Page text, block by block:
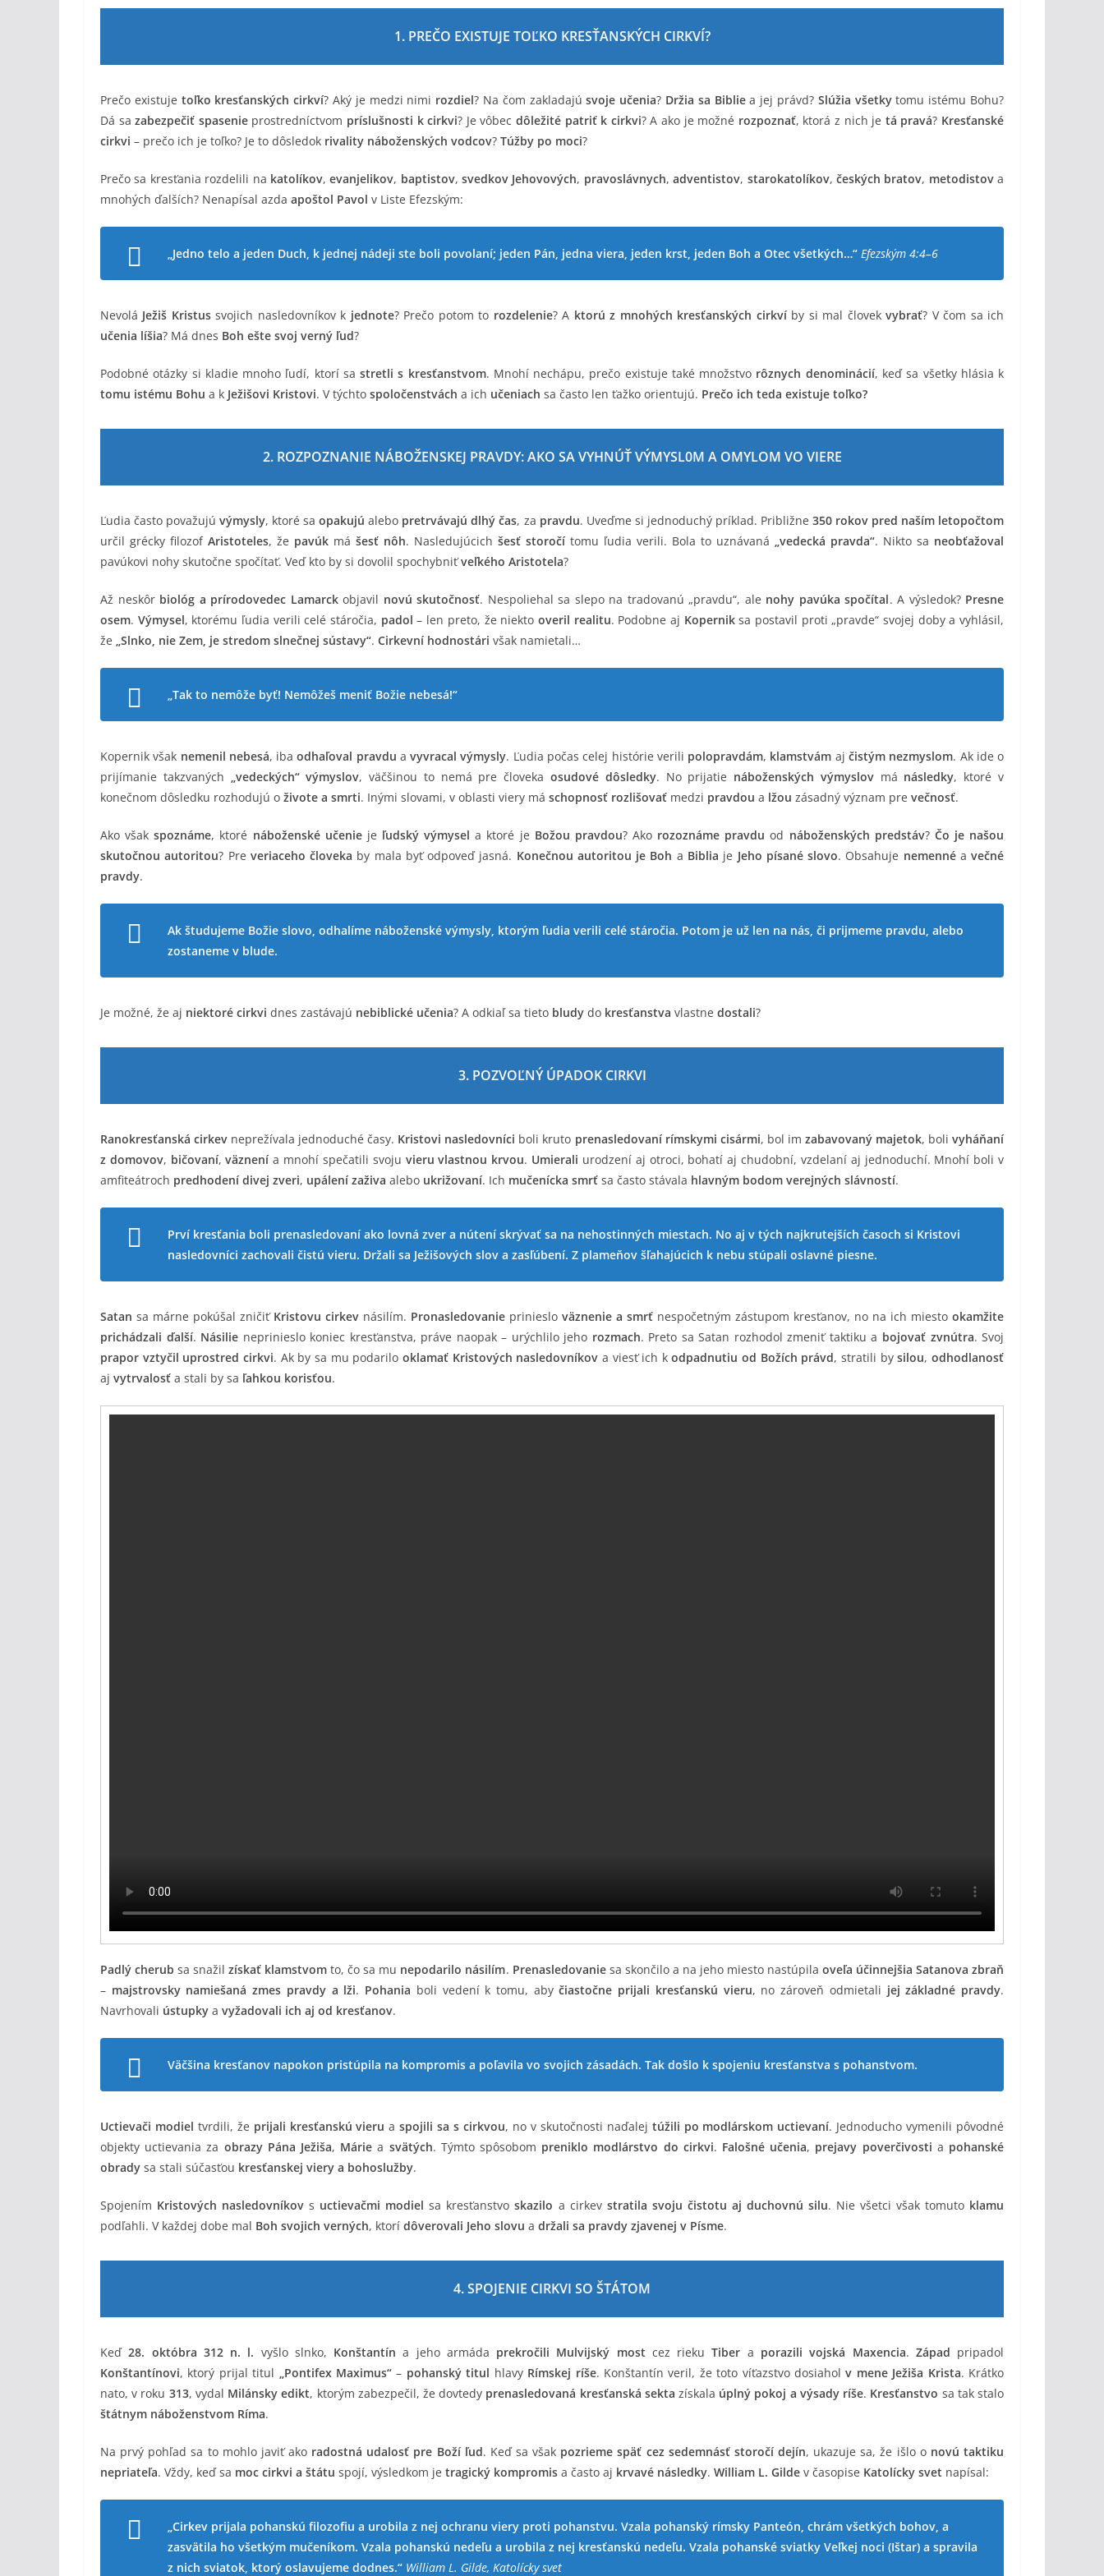
1. PREČO EXISTUJE TOĽKO KRESŤANSKÝCH CIRKVÍ?
Prečo existuje toľko kresťanských cirkví? Aký je medzi nimi rozdiel? Na čom zakladajúsvoje učenia? Držia sa Bibliea jej právd? Slúžia všetkytomu istému Bohu?
Dá sazabezpečiť spasenieprostredníctvom príslušnosti k cirkvi? Je vôbecdôležité patriť k cirkvi? A ako je možné rozpoznať, ktorá z nich je tá pravá? Kresťanské
cirkvi – prečo ich je toľko? Je to dôsledok rivality náboženských vodcov? Túžby po moci?
Prečo sa kresťania rozdelili na katolíkov,evanjelikov, baptistov, svedkov Jehovových, pravoslávnych,adventistov, starokatolíkov, českých bratov, metodistova
mnohých ďalších? Nenapísal azda apoštol Pavol v Liste Efezským:
„Jedno telo a jeden Duch, k jednej nádeji ste boli povolaní; jeden Pán, jedna viera, jeden krst, jeden Boh a Otec všetkých…“ Efezským 4:4–6
Nevolá Ježiš Kristussvojich nasledovníkov k jednote? Prečo potom to rozdelenie? A ktorú z mnohých kresťanských cirkvíby si mal človekvybrať? V čom sa ich
učenia líšia? Má dnes Boh ešte svoj verný ľud?
Podobné otázky si kladie mnoho ľudí, ktorí sastretli s kresťanstvom. Mnohí nechápu, prečo existuje také množstvo rôznych denominácií, keď sa všetky hlásia k
tomu istému Bohu a k Ježišovi Kristovi. V týchto spoločenstvách a ich učeniach sa často len ťažko orientujú. Prečo ich teda existuje toľko?
2. ROZPOZNANIE NÁBOŽENSKEJ PRAVDY: AKO SA VYHNÚŤ VÝMYSL0M A OMYLOM VO VIERE
Ľudia často považujúvýmysly, ktoré saopakujú alebo pretrvávajú dlhý čas, za pravdu. Uveďme si jednoduchý príklad. Približne 350 rokov pred naším letopočtom
určil grécky filozof Aristoteles, že pavúk má šesť nôh. Nasledujúcich šesť storočí tomu ľudia verili. Bola to uznávaná „vedecká pravda“. Nikto sa neobťažoval
pavúkovi nohy skutočne spočítať. Veď kto by si dovolil spochybniťveľkého Aristotela?
Až neskôr biológ a prírodovedec Lamarckobjavil novú skutočnosť. Nespoliehal sa slepo na tradovanú „pravdu“, ale nohy pavúka spočítal. A výsledok? Presne
osem. Výmysel, ktorému ľudia verili celé stáročia, padol – len preto, že niekto overil realitu. Podobne aj Koperniksa postavil proti „pravde“ svojej doby a vyhlásil,
že „Slnko, nie Zem, je stredom slnečnej sústavy“. Cirkevní hodnostári však namietali…
„Tak to nemôže byť! Nemôžeš meniť Božie nebesá!“
Kopernik však nemenil nebesá, ibaodhaľoval pravdu avyvracal výmysly. Ľudia počas celej histórie verili polopravdám, klamstvám aj čistým nezmyslom. Ak ide o
prijímanie takzvaných „vedeckých“ výmyslov, väčšinou to nemá pre človekaosudové dôsledky. No prijatie náboženských výmyslovmá následky, ktoré v
konečnom dôsledku rozhodujú o živote a smrti. Inými slovami, v oblasti viery má schopnosť rozlišovať medzi pravdou a lžou zásadný význam pre večnosť.
Ako všakspoznáme, ktoré náboženské učenieje ľudský výmysel a ktoré je Božou pravdou? Ako rozoznáme pravdu od náboženských predstáv? Čo je našou
skutočnou autoritou? Pre veriaceho človeka by mala byť odpoveď jasná. Konečnou autoritou je Boh a Biblia je Jeho písané slovo. Obsahuje nemennéavečné
pravdy.
Ak študujeme Božie slovo, odhalíme náboženské výmysly, ktorým ľudia verili celé stáročia. Potom je už len na nás, či prijmeme pravdu, alebo
zostaneme v blude.
Je možné, že aj niektoré cirkvi dnes zastávajú nebiblické učenia? A odkiaľ sa tieto bludy do kresťanstva vlastne dostali?
3. POZVOĽNÝ ÚPADOK CIRKVI
Ranokresťanská cirkev neprežívala jednoduché časy. Kristovi nasledovníci boli kruto prenasledovaní rímskymi cisármi, bol im zabavovaný majetok, bolivyháňaní
z domovov, bičovaní,väznení a mnohí spečatili svoju vieru vlastnou krvou. Umierali urodzení aj otroci, bohatí aj chudobní, vzdelaní aj jednoduchí. Mnohí boli v
amfiteátroch predhodení divej zveri, upálení zaživa alebo ukrižovaní. Ich mučenícka smrť sa často stávala hlavným bodom verejných slávností.
Prví kresťania boli prenasledovaní ako lovná zver a nútení skrývať sa na nehostinných miestach. No aj v tých najkrutejších časoch si Kristovi
nasledovníci zachovali čistú vieru. Držali sa Ježišových slov a zasľúbení. Z plameňov šľahajúcich k nebu stúpali oslavné piesne.
Satan sa márne pokúšal zničiť Kristovu cirkev násilím. Pronasledovanie prinieslo väznenie a smrť nespočetným zástupom kresťanov, no na ich miesto okamžite
prichádzali ďalší. Násilie neprinieslo koniec kresťanstva, práve naopak – urýchlilo jeho rozmach. Preto sa Satan rozhodol zmeniť taktiku a bojovať zvnútra. Svoj
prapor vztyčil uprostred cirkvi. Ak by sa mu podarilo oklamať Kristových nasledovníkov a viesť ich kodpadnutiu od Božích právd, stratili bysilou,odhodlanosť
aj vytrvalosť a stali by sa ľahkou korisťou.
Padlý cherub sa snažilzískať klamstvom to, čo sa mu nepodarilo násilím. Prenasledovaniesa skončilo a na jeho miesto nastúpila oveľa účinnejšia Satanova zbraň
– majstrovsky namiešaná zmes pravdy a lži. Pohania boli vedení k tomu, abyčiastočne prijali kresťanskú vieru, no zároveň odmietali jej základné pravdy.
Navrhovali ústupky a vyžadovali ich aj od kresťanov.
Väčšina kresťanov napokon pristúpila na kompromis a poľavila vo svojich zásadách. Tak došlo k spojeniu kresťanstva s pohanstvom.
Uctievači modiel tvrdili, že prijali kresťanskú vieru aspojili sa s cirkvou, no v skutočnosti naďalej túžili po modlárskom uctievaní. Jednoducho vymenili pôvodné
objekty uctievania za obrazy Pána Ježiša, Márie a svätých. Týmto spôsobom preniklo modlárstvo do cirkvi. Falošné učenia, prejavy poverčivosti a pohanské
obrady sa stali súčasťou kresťanskej viery a bohoslužby.
Spojením Kristových nasledovníkov s uctievačmi modiel sa kresťanstvoskazilo a cirkev stratila svoju čistotu aj duchovnú silu. Nie všetci však tomuto klamu
podľahli. V každej dobe mal Boh svojich verných, ktorí dôverovali Jeho slovu a držali sa pravdy zjavenej v Písme.
4. SPOJENIE CIRKVI SO ŠTÁTOM
Keď28. októbra 312 n. l. vyšlo slnko, Konštantín a jeho armáda prekročili Mulvijský most cez riekuTiber a porazili vojská Maxencia. Západ pripadol
Konštantínovi, ktorý prijal titul „Pontifex Maximus“ – pohanský titul hlavy Rímskej ríše. Konštantín veril, že toto víťazstvo dosiaholv mene Ježiša Krista. Krátko
nato, v roku 313, vydal Milánsky edikt, ktorým zabezpečil, že dovtedy prenasledovaná kresťanská sekta získala úplný pokoj a výsady ríše. Kresťanstvo sa tak stalo
štátnym náboženstvom Ríma.
Na prvý pohľad sa to mohlo javiť ako radostná udalosť pre Boží ľud. Keď sa však pozrieme späť cez sedemnásť storočí dejín, ukazuje sa, že išlo o novú taktiku
nepriateľa. Vždy, keď sa moc cirkvi a štátu spojí, výsledkom je tragický kompromis a často aj krvavé následky. William L. Gilde v časopise Katolícky svet napísal:
„Cirkev prijala pohanskú filozofiu a urobila z nej ochranu viery proti pohanstvu. Vzala pohanský rímsky Panteón, chrám všetkých bohov, a
zasvätila ho všetkým mučeníkom. Vzala pohanskú nedeľu a urobila z nej kresťanskú nedeľu. Vzala pohanské sviatky Veľkej noci (Ištar) a spravila
z nich sviatok, ktorý oslavujeme dodnes.“ William L. Gilde, Katolícky svet